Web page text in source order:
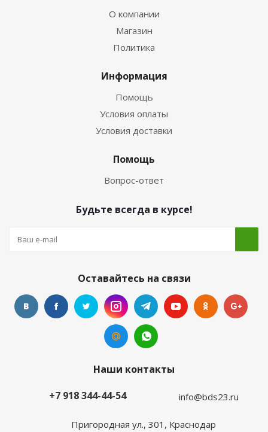
О компании
Магазин
Политика
Информация
Помощь
Условия оплаты
Условия доставки
Помощь
Вопрос-ответ
Будьте всегда в курсе!
Оставайтесь на связи
Наши контакты
+7 918 344-44-54
info@bds23.ru
Пригородная ул., 301, Краснодар